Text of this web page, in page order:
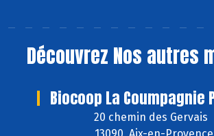
Découvrez Nos autres
Biocoop La Coumpagnie
20 chemin des Gervais